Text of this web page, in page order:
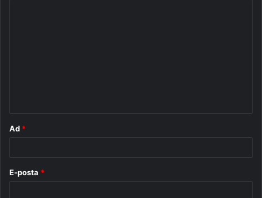
Ad *
E-posta *